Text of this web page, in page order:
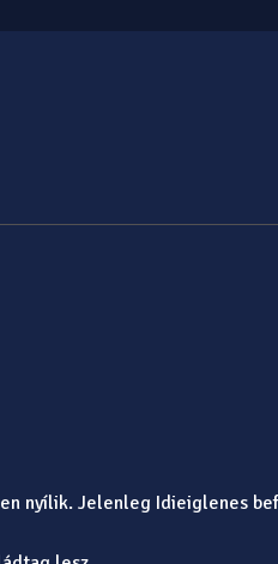
nyílik. Jelenleg Idieiglenes